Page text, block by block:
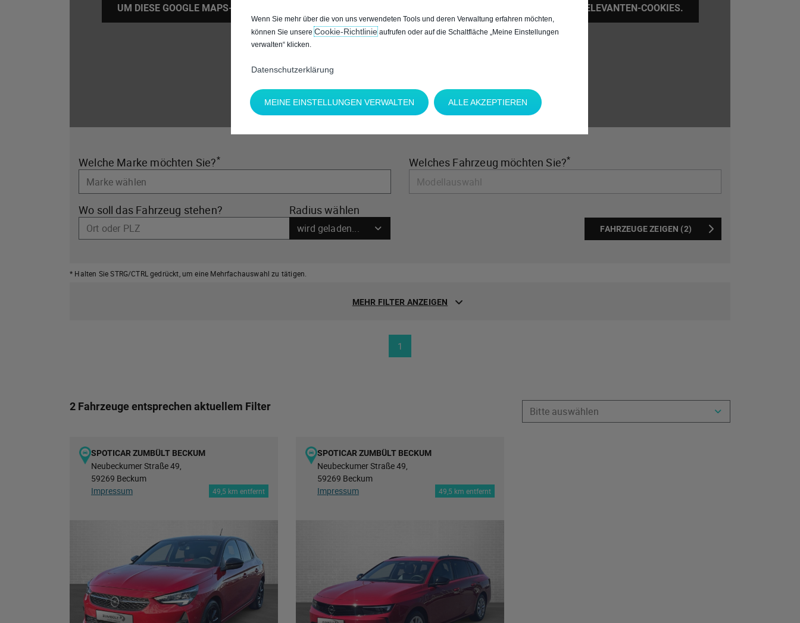
UM DIESE GOOGLE MAPS-KARTE ANZUZEIGEN, AKZEPTIEREN SIE BITTE DIE FÜR MARKETING/WERBUNG RELEVANTEN-COOKIES.
Welche Marke möchten Sie?* Welches Fahrzeug möchten Sie?*
Wo soll das Fahrzeug stehen?
Ort oder PLZ
Radius wählen
wird geladen... FAHRZEUGE ZEIGEN (2)
* Halten Sie STRG/CTRL gedrückt, um eine Mehrfachauswahl zu tätigen.
MEHR FILTER ANZEIGEN
1
2 Fahrzeuge entsprechen aktuellem Filter Bitte auswählen
SPOTICAR ZUMBÜLT BECKUM
Neubeckumer Straße 49,
59269 Beckum
Impressum
49,5 km entfernt
SPOTICAR ZUMBÜLT BECKUM
Neubeckumer Straße 49,
59269 Beckum
Impressum
49,5 km entfernt
Wenn Sie mehr über die von uns verwendeten Tools und deren Verwaltung erfahren möchten,
können Sie unsereCookie‑Richtlinieaufrufen oder auf die Schaltfläche „Meine Einstellungen
verwalten“ klicken.
Datenschutzerklärung
MEINE EINSTELLUNGEN VERWALTEN ALLE AKZEPTIEREN